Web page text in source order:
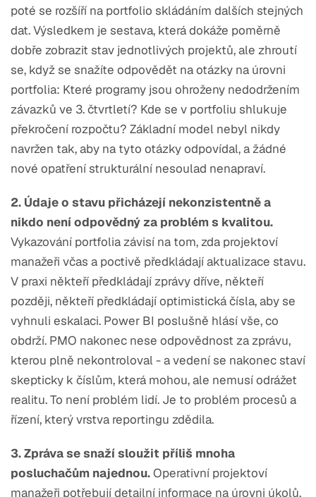
poté se rozšíří na portfolio skládáním dalších stejných
dat. Výsledkem je sestava, která dokáže poměrně
dobře zobrazit stav jednotlivých projektů, ale zhroutí
se, když se snažíte odpovědět na otázky na úrovni
portfolia: Které programy jsou ohroženy nedodržením
závazků ve 3. čtvrtletí? Kde se v portfoliu shlukuje
překročení rozpočtu? Základní model nebyl nikdy
navržen tak, aby na tyto otázky odpovídal, a žádné
nové opatření strukturální nesoulad nenapraví.
2. Údaje o stavu přicházejí nekonzistentně a
nikdo není odpovědný za problém s kvalitou.
Vykazování portfolia závisí na tom, zda projektoví
manažeři včas a poctivě předkládají aktualizace stavu.
V praxi někteří předkládají zprávy dříve, někteří
později, někteří předkládají optimistická čísla, aby se
vyhnuli eskalaci. Power BI poslušně hlásí vše, co
obdrží. PMO nakonec nese odpovědnost za zprávu,
kterou plně nekontroloval - a vedení se nakonec staví
skepticky k číslům, která mohou, ale nemusí odrážet
realitu. To není problém lidí. Je to problém procesů a
řízení, který vrstva reportingu zdědila.
3. Zpráva se snaží sloužit příliš mnoha
posluchačům najednou.Operativní projektoví
manažeři potřebují detailní informace na úrovni úkolů.